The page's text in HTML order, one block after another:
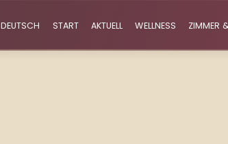
DEUTSCH START AKTUELL WELLNESS ZIMMER